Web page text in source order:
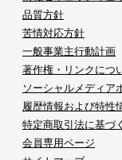
品質方針
苦情対応方針
一般事業主行動計画
著作権・リンクにつ
ソーシャルメディア
履歴情報および特性
特定商取引法に基づ
会員専用ページ